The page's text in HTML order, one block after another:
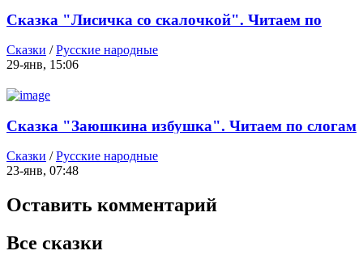
Сказка "Лисичка со скалочкой". Читаем по
Сказки /Русские народные
29-янв, 15:06
Сказка "Заюшкина избушка". Читаем по слогам
Сказки /Русские народные
23-янв, 07:48
Оставить комментарий
Все сказки